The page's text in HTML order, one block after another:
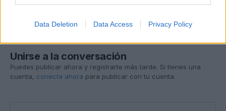
Data Deletion Data Access Privacy Policy
Unirse a la conversación
Puedes publicar ahora y registrarte más tarde. Si tienes una
cuenta, conecta ahora para publicar con tu cuenta.